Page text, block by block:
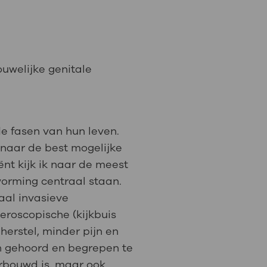
genitale
fasen van hun leven.
de best mogelijke
kijk ik naar de meest
centraal staan.
invasieve
(kijkbuis
minder pijn en
en begrepen te